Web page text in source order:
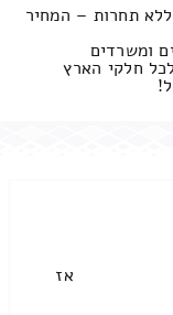
תחרות – המחיר
ומשרדים
חלקי הארץ
אז